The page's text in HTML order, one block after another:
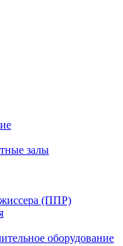
залы
(ППР)
оборудование